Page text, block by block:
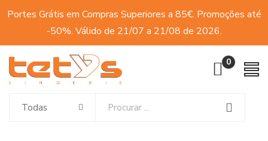
Portes Grátis em Compras Superiores a 85€. Promoções até
-50%. Válido de 21/07 a 21/08 de 2026.
0
Todas